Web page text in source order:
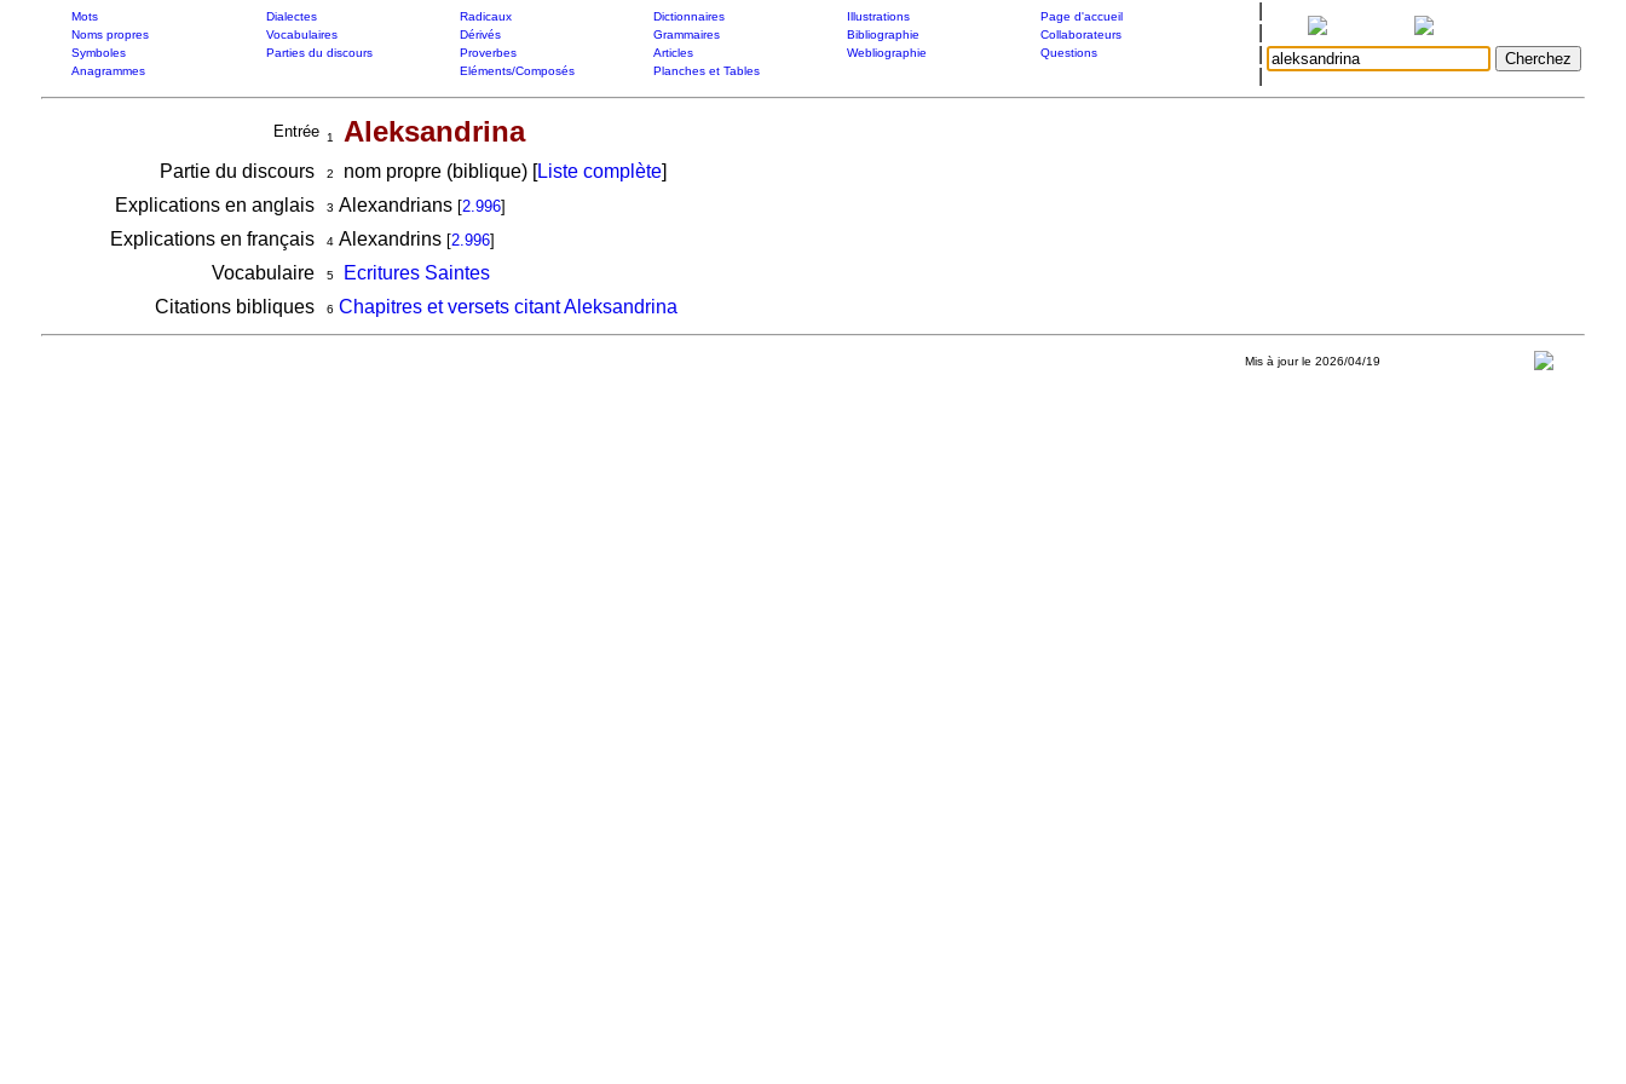
Mots Dialectes Radicaux Dictionnaires Illustrations
Page d'accueil
Noms propres
Vocabulaires Dérivés Grammaires Bibliographie
Collaborateurs
Symboles
Parties du discours Proverbes Articles Webliographie
Questions
Anagrammes
Eléments/Composés Planches et Tables
Entrée 1 Aleksandrina
Partie du discours 2 nom propre (biblique) [Liste complète]
Explications en anglais
3 Alexandrians [2.996]
Explications en français 4Alexandrins [2.996]
Vocabulaire 5
Ecritures Saintes
Citations bibliques
6 Chapitres et versets citant Aleksandrina
Mis à jour le 2026/04/19